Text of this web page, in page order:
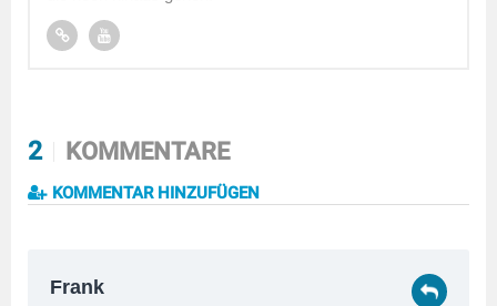
2 KOMMENTARE
KOMMENTAR HINZUFÜGEN
Frank